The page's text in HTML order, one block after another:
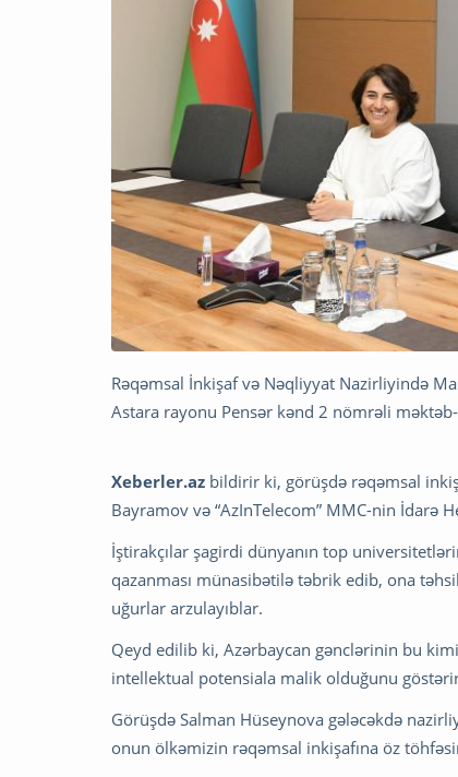
Rəqəmsal İnkişaf və Nəqliyyat Nazirliyində
Astara rayonu Pensər kənd 2 nömrəli
Xeberler.az bildirir ki, görüşdə rəqəmsal
Bayramov və “AzInTelecom” MMC-nin İdarə
İştirakçılar şagirdi dünyanın top
qazanması münasibətilə təbrik edib, ona
uğurlar arzulayıblar.
Qeyd edilib ki, Azərbaycan gənclərinin bu
intellektual potensiala malik olduğunu
Görüşdə Salman Hüseynova gələcəkdə
onun ölkəmizin rəqəmsal inkişafına öz